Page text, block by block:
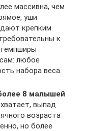
массивна, чем
уши
крепким
к
любое
набора веса.
8 малышей
выпад
возраста
но более